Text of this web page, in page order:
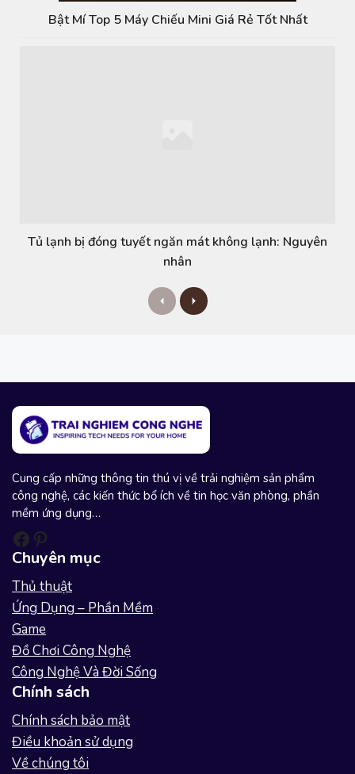
Bật Mí Top 5 Máy Chiếu Mini Giá Rẻ Tốt Nhất
Tủ lạnh bị đóng tuyết ngăn mát không lạnh: Nguyên
nhân
P
r
u
N
e
Cung cấp những thông tin thú vị về trải nghiệm sản phẩm
công nghệ, các kiến thức bổ ích về tin học văn phòng, phần
mềm ứng dụng…
Facebook
Pinterest
Chuyên mục
Thủ thuật
Ứng Dụng – Phần Mềm
Game
Đồ Chơi Công Nghệ
Công Nghệ Và Đời Sống
Chính sách
Chính sách bảo mật
Điều khoản sử dụng
Về chúng tôi